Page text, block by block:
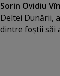
Sorin Ovidiu
Deltei Dunării,
dintre foştii săi